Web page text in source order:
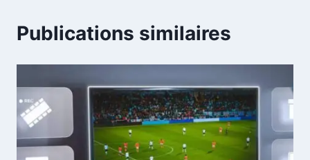
Publications similaires